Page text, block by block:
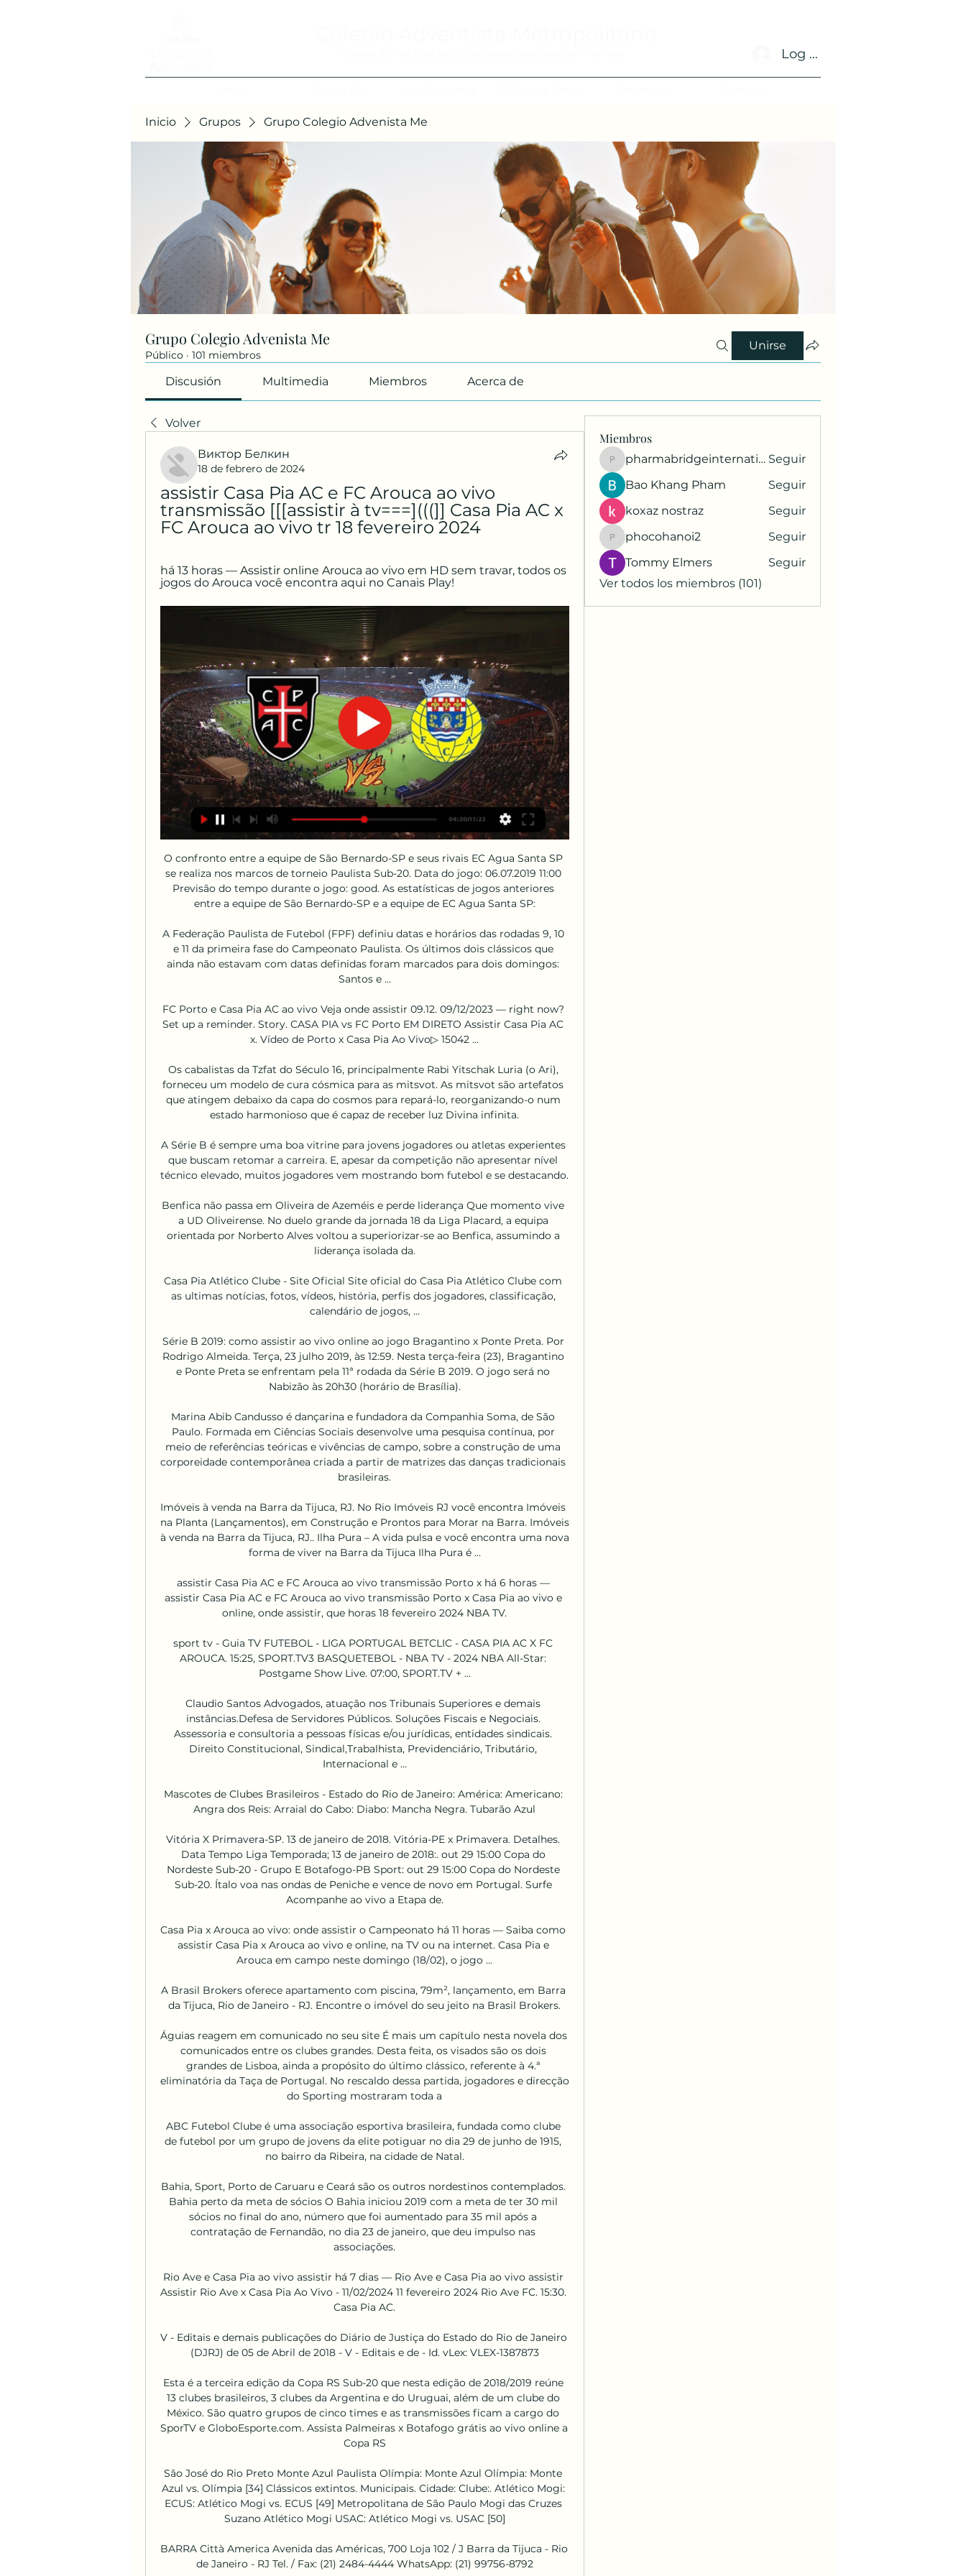
Log In
Inicio Grupos Grupo Colegio Advenista Me
Grupo Colegio Advenista Me
Público · 101 miembros
Unirse
Discusión Multimedia Miembros Acerca de
Volver
Виктор Белкин
18 de febrero de 2024
assistir Casa Pia AC e FC Arouca ao vivo
transmissão [[[assistir à tv===](((]] Casa Pia AC x
FC Arouca ao vivo tr 18 fevereiro 2024
há 13 horas — Assistir online Arouca ao vivo em HD sem travar, todos os
jogos do Arouca você encontra aqui no Canais Play!
O confronto entre a equipe de São Bernardo-SP e seus rivais EC Agua Santa SP se realiza nos marcos de torneio Paulista Sub-20. Data do jogo: 06.07.2019 11:00 Previsão do tempo durante o jogo: good. As estatísticas de jogos anteriores entre a equipe de São Bernardo-SP e a equipe de EC Agua Santa SP:

A Federação Paulista de Futebol (FPF) definiu datas e horários das rodadas 9, 10 e 11 da primeira fase do Campeonato Paulista. Os últimos dois clássicos que ainda não estavam com datas definidas foram marcados para dois domingos: Santos e …

FC Porto e Casa Pia AC ao vivo Veja onde assistir 09.12. 09/12/2023 — right now? Set up a reminder. Story. CASA PIA vs FC Porto EM DIRETO Assistir Casa Pia AC x. Vídeo de Porto x Casa Pia Ao Vivo▷ 15042 ...

Os cabalistas da Tzfat do Século 16, principalmente Rabi Yitschak Luria (o Ari), forneceu um modelo de cura cósmica para as mitsvot. As mitsvot são artefatos que atingem debaixo da capa do cosmos para repará-lo, reorganizando-o num estado harmonioso que é capaz de receber luz Divina infinita.

A Série B é sempre uma boa vitrine para jovens jogadores ou atletas experientes que buscam retomar a carreira. E, apesar da competição não apresentar nível técnico elevado, muitos jogadores vem mostrando bom futebol e se destacando.

Benfica não passa em Oliveira de Azeméis e perde liderança Que momento vive a UD Oliveirense. No duelo grande da jornada 18 da Liga Placard, a equipa orientada por Norberto Alves voltou a superiorizar-se ao Benfica, assumindo a liderança isolada da.

Casa Pia Atlético Clube - Site Oficial Site oficial do Casa Pia Atlético Clube com as ultimas notícias, fotos, vídeos, história, perfis dos jogadores, classificação, calendário de jogos, ...

Série B 2019: como assistir ao vivo online ao jogo Bragantino x Ponte Preta. Por Rodrigo Almeida. Terça, 23 julho 2019, às 12:59. Nesta terça-feira (23), Bragantino e Ponte Preta se enfrentam pela 11ª rodada da Série B 2019. O jogo será no Nabizão às 20h30 (horário de Brasília).

Marina Abib Candusso é dançarina e fundadora da Companhia Soma, de São Paulo. Formada em Ciências Sociais desenvolve uma pesquisa contínua, por meio de referências teóricas e vivências de campo, sobre a construção de uma corporeidade contemporânea criada a partir de matrizes das danças tradicionais brasileiras.

Imóveis à venda na Barra da Tijuca, RJ. No Rio Imóveis RJ você encontra Imóveis na Planta (Lançamentos), em Construção e Prontos para Morar na Barra. Imóveis à venda na Barra da Tijuca, RJ.. Ilha Pura – A vida pulsa e você encontra uma nova forma de viver na Barra da Tijuca Ilha Pura é …

assistir Casa Pia AC e FC Arouca ao vivo transmissão Porto x há 6 horas — assistir Casa Pia AC e FC Arouca ao vivo transmissão Porto x Casa Pia ao vivo e online, onde assistir, que horas 18 fevereiro 2024 NBA TV.

sport tv - Guia TV FUTEBOL - LIGA PORTUGAL BETCLIC - CASA PIA AC X FC AROUCA. 15:25, SPORT.TV3 BASQUETEBOL - NBA TV - 2024 NBA All-Star: Postgame Show Live. 07:00, SPORT.TV + ...

Claudio Santos Advogados, atuação nos Tribunais Superiores e demais instâncias.Defesa de Servidores Públicos. Soluções Fiscais e Negociais. Assessoria e consultoria a pessoas físicas e/ou jurídicas, entidades sindicais. Direito Constitucional, Sindical,Trabalhista, Previdenciário, Tributário, Internacional e …

Mascotes de Clubes Brasileiros - Estado do Rio de Janeiro: América: Americano: Angra dos Reis: Arraial do Cabo: Diabo: Mancha Negra. Tubarão Azul

Vitória X Primavera-SP. 13 de janeiro de 2018. Vitória-PE x Primavera. Detalhes. Data Tempo Liga Temporada; 13 de janeiro de 2018:. out 29 15:00 Copa do Nordeste Sub-20 - Grupo E Botafogo-PB Sport: out 29 15:00 Copa do Nordeste Sub-20. Ítalo voa nas ondas de Peniche e vence de novo em Portugal. Surfe Acompanhe ao vivo a Etapa de.

Casa Pia x Arouca ao vivo: onde assistir o Campeonato há 11 horas — Saiba como assistir Casa Pia x Arouca ao vivo e online, na TV ou na internet. Casa Pia e Arouca em campo neste domingo (18/02), o jogo ...

A Brasil Brokers oferece apartamento com piscina, 79m², lançamento, em Barra da Tijuca, Rio de Janeiro - RJ. Encontre o imóvel do seu jeito na Brasil Brokers.

Águias reagem em comunicado no seu site É mais um capítulo nesta novela dos comunicados entre os clubes grandes. Desta feita, os visados são os dois grandes de Lisboa, ainda a propósito do último clássico, referente à 4.ª eliminatória da Taça de Portugal. No rescaldo dessa partida, jogadores e direcção do Sporting mostraram toda a

ABC Futebol Clube é uma associação esportiva brasileira, fundada como clube de futebol por um grupo de jovens da elite potiguar no dia 29 de junho de 1915, no bairro da Ribeira, na cidade de Natal.

Bahia, Sport, Porto de Caruaru e Ceará são os outros nordestinos contemplados. Bahia perto da meta de sócios O Bahia iniciou 2019 com a meta de ter 30 mil sócios no final do ano, número que foi aumentado para 35 mil após a contratação de Fernandão, no dia 23 de janeiro, que deu impulso nas associações.

Rio Ave e Casa Pia ao vivo assistir há 7 dias — Rio Ave e Casa Pia ao vivo assistir Assistir Rio Ave x Casa Pia Ao Vivo - 11/02/2024 11 fevereiro 2024 Rio Ave FC. 15:30. Casa Pia AC.

V - Editais e demais publicações do Diário de Justiça do Estado do Rio de Janeiro (DJRJ) de 05 de Abril de 2018 - V - Editais e de - Id. vLex: VLEX-1387873

Esta é a terceira edição da Copa RS Sub-20 que nesta edição de 2018/2019 reúne 13 clubes brasileiros, 3 clubes da Argentina e do Uruguai, além de um clube do México. São quatro grupos de cinco times e as transmissões ficam a cargo do SporTV e GloboEsporte.com. Assista Palmeiras x Botafogo grátis ao vivo online a Copa RS

São José do Rio Preto Monte Azul Paulista Olímpia: Monte Azul Olímpia: Monte Azul vs. Olímpia [34] Clássicos extintos. Municipais. Cidade: Clube:. Atlético Mogi: ECUS: Atlético Mogi vs. ECUS [49] Metropolitana de São Paulo Mogi das Cruzes Suzano Atlético Mogi USAC: Atlético Mogi vs. USAC [50]

BARRA Città America Avenida das Américas, 700 Loja 102 / J Barra da Tijuca - Rio de Janeiro - RJ Tel. / Fax: (21) 2484-4444 WhatsApp: (21) 99756-8792

Tradicionais no continente, Camarões e Costa do Marfim bateram Comores e Ruanda por 3 a 0, respectivamente, e avançaram, assim como a surpresa Burundi, que empatou por 1 a 1 contra o Gabão, do atacante Aubameyang, do Arsenal, para se garantir pela primeira vez na história entre os melhores da África.

A igreja de Nova Vida da Barra da Tijuca fica localizada na Rua Pedro Lago número 70 no Jardim Oceânico. A igreja de Nova Vida é uma igreja evangélica e está no Jardim Oceânico desde de 2006. Estamos abertos nas Quartas e Sextas para atendimento mediante a contato (08:00 às 17:00h). Temos cultos nas Terças (Culto das mulheres 19:00.

Assistir Bragantino x Ponte Preta AO VIVO E DE GRAÇA , Assistir Bragantino vs Ponte Preta AO VIVO E DE GRAÇA , Assistir Ponte Preta x Bragantino AO VIVO , Assistir.

O Vitória eliminou o Flamengo na última quinta-feira (3) e se classificou para a final do Campeonato Brasileiro Sub-20 (veja aqui). Agora, o time rubro-negro vai decidir o título contra o Palmeiras. O goleiro Lucas Arcanjo, do Leão, destacou a união da sua equipe e vê o time preparado para a

O Benfica não jogou bem,. é mais um que vive dele sem nada por ele fazer. Incapaz de assumir o combate pela regeneração do futebol, vergado à patetice da equidistância, vai dando uma no cravo outra na ferradura,. Os nossos B ganharam ao Oliveirense por 4-3, num jogo muito disputado, contra uma equipa possante e experiente.

Você tem 5 maneiras de ir de São Carlos para Guarulhos. A maneira mais barata é de ônibus pelo (a) Campinas, que custa R$ 40. A maneira mais rápida é de carro, que leva 2¾ horas.

1 dia atrás - Santos x Bahia: saiba como assistir ao jogo do Brasileirão AO VIVO na TV. Peixe e Esquadrão de Aço se enfrentam nesta quinta-feira, pelo. 4 horas atrás - Assistir Santos x Bahia Ao Vivo Online HD grátis sem travar aqui no Multicanais TV Online com transmissão do canal TNT ao vivo …

[[TRANSMISSÃO**]==] Casa Pia x Arouca ao vivo onde há 6 horas — assistir [[[Futebol>>>]]<<<<] Casa Pia e Arouca ao vivo na tv A que h 18.02.2024 09/12/2023 — CASA PIA vs FC Porto EM DIRETO Assistir Casa Pia

Oliveira do Hospital prepara-se para viver uma grande jornada de fé, no próximo domingo, dia em que a Unidade Pastoral do concelho vai celebrar, a partir das 10h00, a proclamação da figura de São João Paulo II como padroeiro do concelho com a inauguração de uma estátua, no espaço do …

Angola continua a defender a posição da União Africana para a Costa do Marfim, que apelou à criação de um governo de união nacional e ao diálogo. Luanda critica ainda a violência que está a decorrer no país. No entanto, Angola não considera Gbagbo...

O Recreativo de Caála e o Progresso do Sambizanga empataram 1-1 no Huambo, no único jogo disputado hoje da 18.ª jornada do campeonato angolano de futebol, com ambas as equipas a manterem as posições na tabela.

São Bernardo-SP. Mantenha-me conectado Ainda não tem seu cadastro? Cadastre-se Agora! Ponte Preta-SP. Paulista Sub 15 e 17: Juvenil da Ponte Preta vence mais uma e segue 100% no estadual Destaque da equipe com 17 gols, John Kleber assinou contrato profissional com a Macaca até 2020. Publicado em 26.

Concede, ainda, desconto de 10% na compra de peças no balcao e parcelamento em até 6 vezes nos cartões de crédito das bandeiras MasterCard e Visa, desde que o valor seja superior a R$ 300,00 (trezentos reais); um desconto de 10% para os serviços de oficina a partir da 2ª revisão e 15% de desconto em alinhamento e balanceamento de rodas mantendo as mesmas condições de pagamento …

Casa Pia AC x Arouca » Placar ao vivo, Palpites, Graças às 2 vitórias em 3 anteriores contra o FC Arouca, o Casa Pia AC deverá vencer a próxima partida. Como Assistir em Direto e Transmissão ao vivo da Casa ...

Consulta gratuita de fretes de Guarulhos/SP para Pará no maior site de divulgação de cargas do Brasil, possibilitando que motorista
Miembros
pharmabridgeinternational1
pharmabridgeinternational1 Seguir
Bao Khang Pham
Seguir
koxaz nostraz
Seguir
phocohanoi2
phocohanoi2
Seguir
Tommy Elmers
Seguir
Ver todos los miembros (101)